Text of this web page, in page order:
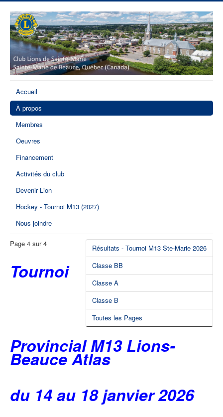
Accueil
À propos
Membres
Oeuvres
Financement
Activités du club
Devenir Lion
Hockey - Tournoi M13 (2027)
Nous joindre
Résultats - Tournoi M13 Ste-Marie 2026
Classe BB
Classe A
Classe B
Toutes les Pages
Page 4 sur 4
Tournoi
Provincial M13 Lions-
Beauce Atlas
du 14 au 18 janvier 2026